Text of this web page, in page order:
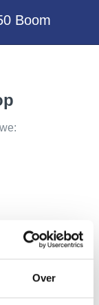
Over
Boom